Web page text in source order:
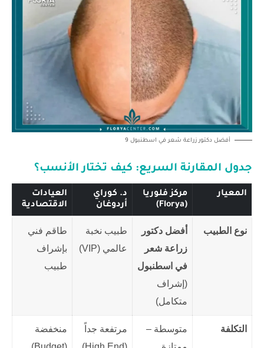
أفضل دكتور زراعة شعر في اسطنبول 9
جدول المقارنة السريع: كيف تختار الأنسب؟
المعيار
مركز فلوريا
(Florya)
د. كوراي
أردوغان
العيادات
الاقتصادية
نوع الطبيب
أفضل دكتور
زراعة شعر
في اسطنبول
(إشراف
متكامل)
طبيب نخبة
عالمي (VIP)
طاقم فني
بإشراف
طبيب
التكلفة
متوسطة –
مرتفعة جداً
منخفضة